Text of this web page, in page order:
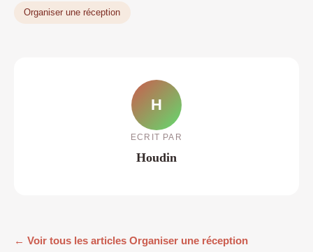
Organiser une réception
H
ECRIT PAR
Houdin
← Voir tous les articles Organiser une réception